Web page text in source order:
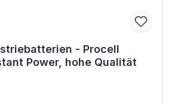
- Procell
Power, hohe Qualität